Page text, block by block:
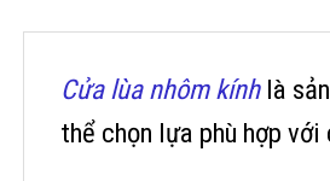
Cửa lùa nhôm kínhlà
thể chọn lựa phù hợp